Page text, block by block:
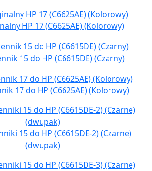
HP 17 (C6625AE) (Kolorowy)
15 do HP (C6615DE) (Czarny)
17 do HP (C6625AE) (Kolorowy)
15 do HP (C6615DE-2) (Czarne)
(dwupak)